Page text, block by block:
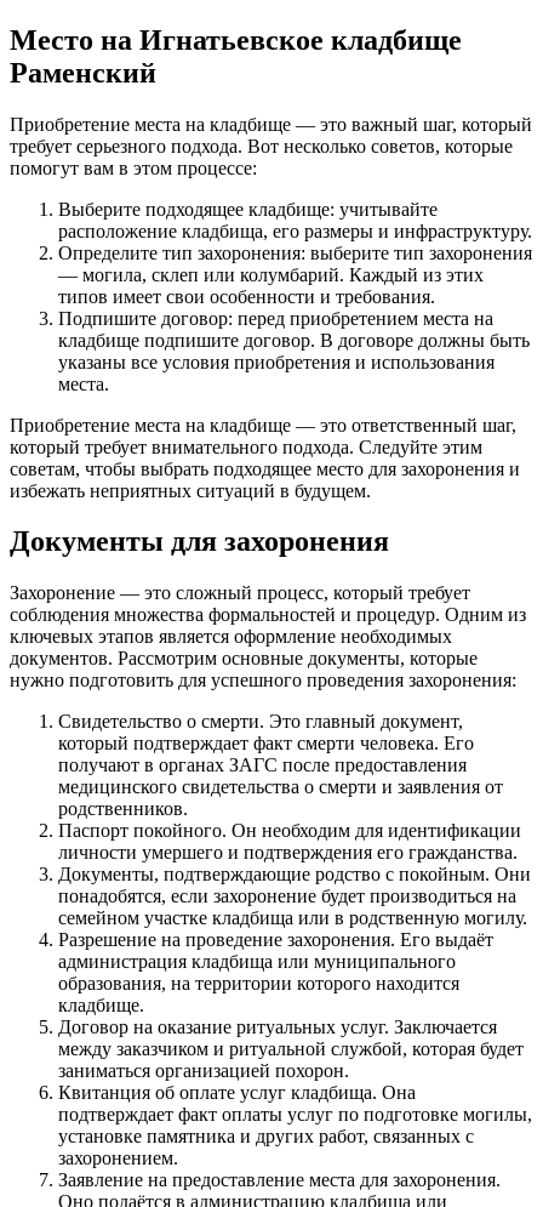
Место на Игнатьевское кладбище
Раменский
Приобретение места на кладбище — это важный шаг, который
требует серьезного подхода. Вот несколько советов, которые
помогут вам в этом процессе:
Выберите подходящее кладбище: учитывайте
расположение кладбища, его размеры и инфраструктуру.
Определите тип захоронения: выберите тип захоронения
— могила, склеп или колумбарий. Каждый из этих
типов имеет свои особенности и требования.
Подпишите договор: перед приобретением места на
кладбище подпишите договор. В договоре должны быть
указаны все условия приобретения и использования
места.
Приобретение места на кладбище — это ответственный шаг,
который требует внимательного подхода. Следуйте этим
советам, чтобы выбрать подходящее место для захоронения и
избежать неприятных ситуаций в будущем.
Документы для захоронения
Захоронение — это сложный процесс, который требует
соблюдения множества формальностей и процедур. Одним из
ключевых этапов является оформление необходимых
документов. Рассмотрим основные документы, которые
нужно подготовить для успешного проведения захоронения:
Свидетельство о смерти. Это главный документ,
который подтверждает факт смерти человека. Его
получают в органах ЗАГС после предоставления
медицинского свидетельства о смерти и заявления от
родственников.
Паспорт покойного. Он необходим для идентификации
личности умершего и подтверждения его гражданства.
Документы, подтверждающие родство с покойным. Они
понадобятся, если захоронение будет производиться на
семейном участке кладбища или в родственную могилу.
Разрешение на проведение захоронения. Его выдаёт
администрация кладбища или муниципального
образования, на территории которого находится
кладбище.
Договор на оказание ритуальных услуг. Заключается
между заказчиком и ритуальной службой, которая будет
заниматься организацией похорон.
Квитанция об оплате услуг кладбища. Она
подтверждает факт оплаты услуг по подготовке могилы,
установке памятника и других работ, связанных с
захоронением.
Заявление на предоставление места для захоронения.
Оно подаётся в администрацию кладбища или